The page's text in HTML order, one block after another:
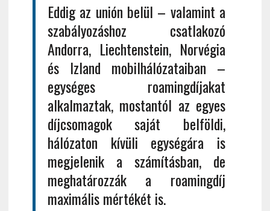
Eddig az unión belül – valamint a
szabályozáshoz csatlakozó
Andorra, Liechtenstein, Norvégia
és Izland mobilhálózataiban –
egységes roamingdíjakat
alkalmaztak, mostantól az egyes
díjcsomagok saját belföldi,
hálózaton kívüli egységára is
megjelenik a számításban, de
meghatározzák a roamingdíj
maximális mértékét is.